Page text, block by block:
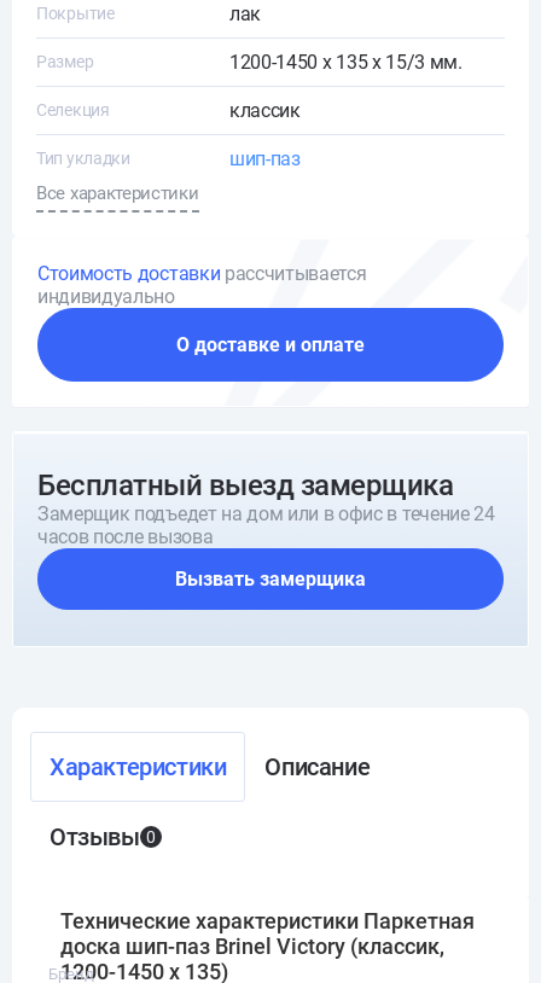
Покрытие лак
Размер 1200-1450 х 135 х 15/3 мм.
Селекция классик
Тип укладки шип-паз
Все характеристики
Стоимость доставки рассчитывается
индивидуально
О доставке и оплате
Бесплатный выезд замерщика
Замерщик подъедет на дом или в офис в течение 24
часов после вызова
Вызвать замерщика
Характеристики Описание
Отзывы 0
Технические характеристики Паркетная
доска шип-паз Brinel Victory (классик,
1200-1450 х 135)
Бренд